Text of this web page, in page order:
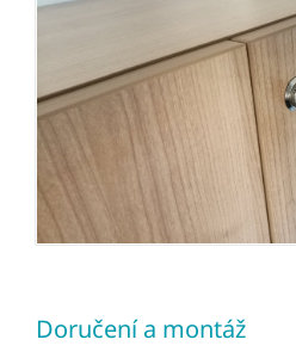
Doručení a montáž